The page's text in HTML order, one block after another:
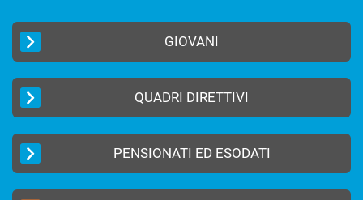
GIOVANI
QUADRI DIRETTIVI
PENSIONATI ED ESODATI